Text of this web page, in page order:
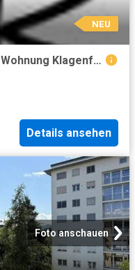
NEU
Zu Verkaufen 3 Schlafzimmer Wohnung Klagenfurt Österreich DS104826610
Details ansehen
Foto anschauen